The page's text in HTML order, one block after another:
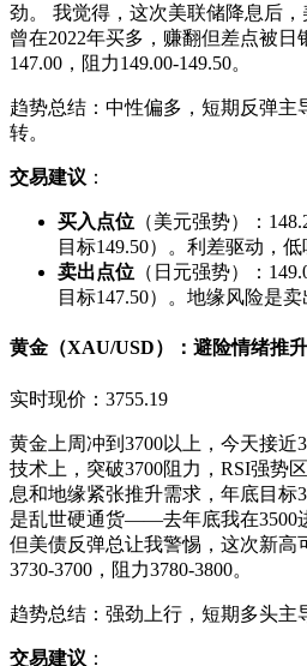
劲。 我觉得，这次美联储降息后
曾在2022年买多，赚翻但差点被日
147.00，阻力149.00-149.50。
趋势总结：中性偏多，短期反弹主
转。
交易建议 ：
买入点位 （美元强势）：
目标149.50）。利差驱动，低
卖出点位 （日元强势）：
目标147.50）。地缘风险是卖
黄金（XAU/USD）：避险情绪推
实时现价：3755.19
黄金上周冲到3700以上，今天接近
技术上，突破3700阻力，RSI强势
息和地缘紧张推升需求，年底目标
是乱世硬通货——去年底我在3500
但美债反弹总让我警惕，这次新高
3730-3700，阻力3780-3800。
趋势总结：强劲上行，短期多头主
交易建议 ：